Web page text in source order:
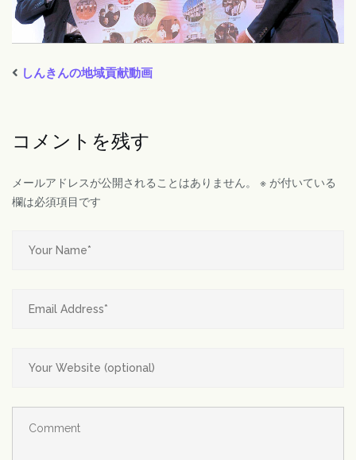
しんきんの地域貢献動画
コメントを残す
メールアドレスが公開されることはありません。 ※ が付いている
欄は必須項目です